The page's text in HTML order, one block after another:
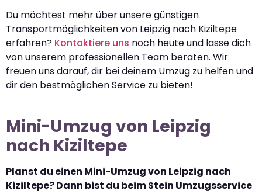
Du möchtest mehr über unsere günstigen
Transportmöglichkeiten von Leipzig nach Kiziltepe
erfahren? Kontaktiere uns noch heute und lasse dich
von unserem professionellen Team beraten. Wir
freuen uns darauf, dir bei deinem Umzug zu helfen und
dir den bestmöglichen Service zu bieten!
Mini-Umzug von Leipzig
nach Kiziltepe
Planst du einen Mini-Umzug von Leipzig nach
Kiziltepe? Dann bist du beim Stein Umzugsservice